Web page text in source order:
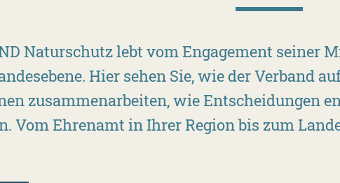
Naturschutz lebt vom Engagement seiner
Hier sehen Sie, wie der Verband
zusammenarbeiten, wie Entscheidungen
Vom Ehrenamt in Ihrer Region bis zum